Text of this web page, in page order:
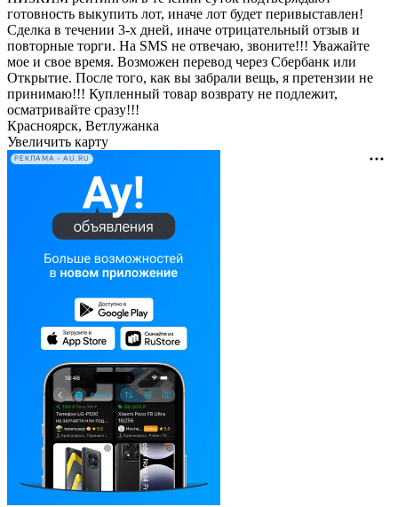
готовность выкупить лот, иначе лот будет перивыставлен!
Сделка в течении 3-х дней, иначе отрицательный отзыв и
повторные торги. На SMS не отвечаю, звоните!!! Уважайте
мое и свое время. Возможен перевод через Сбербанк или
Открытие. После того, как вы забрали вещь, я претензии не
принимаю!!! Купленный товар возврату не подлежит,
осматривайте сразу!!!
Красноярск, Ветлужанка
Увеличить карту
РЕКЛАМА • AU.RU